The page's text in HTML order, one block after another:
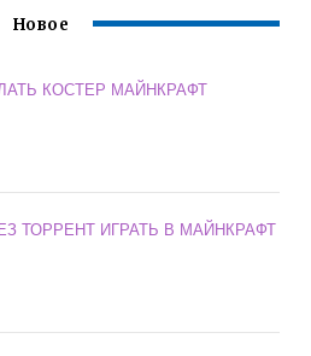
Новое
КОСТЕР МАЙНКРАФТ
ТОРРЕНТ ИГРАТЬ В МАЙНКРАФТ